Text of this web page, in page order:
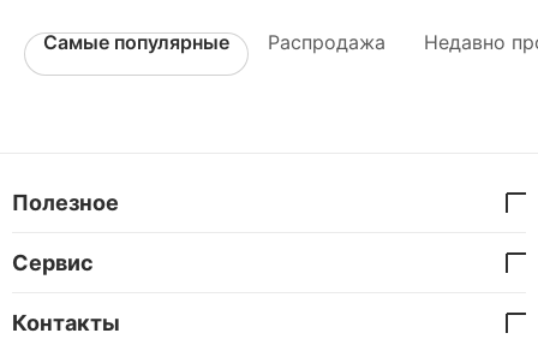
Самые популярные Распродажа Недавно
Полезное
Сервис
Контакты